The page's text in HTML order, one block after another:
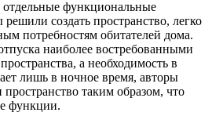
функциональные
создать пространство, легко
потребностям обитателей дома.
наиболее востребованными
а необходимость в
лишь в ночное время, авторы
таким образом, что
функции.